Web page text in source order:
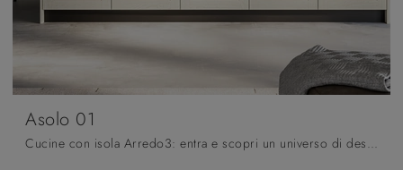
Asolo 01
Cucine con isola Arredo3: entra e scopri un universo di design e contenuto estetico! La cucina convenzionale Asolo 01 ti sta aspettando.